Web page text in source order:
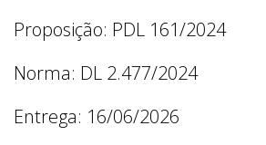
Proposição: PDL 161/2024
Norma: DL 2.477/2024
Entrega: 16/06/2026